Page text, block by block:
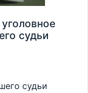
судьи
судьи